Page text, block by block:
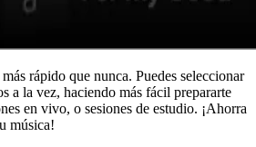
rápido que nunca. Puedes seleccionar
a la vez, haciendo más fácil prepararte
en vivo, o sesiones de estudio. ¡Ahorra
música!